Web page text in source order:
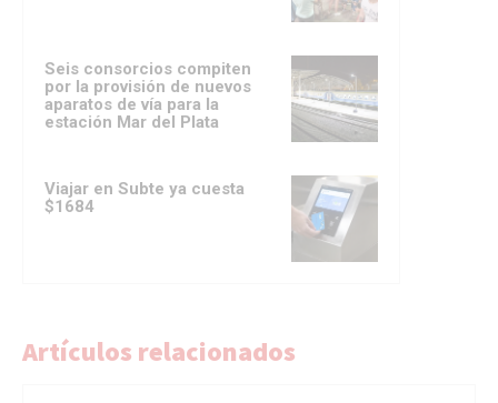
Seis consorcios compiten
por la provisión de nuevos
aparatos de vía para la
estación Mar del Plata
Viajar en Subte ya cuesta
$1684
Artículos relacionados